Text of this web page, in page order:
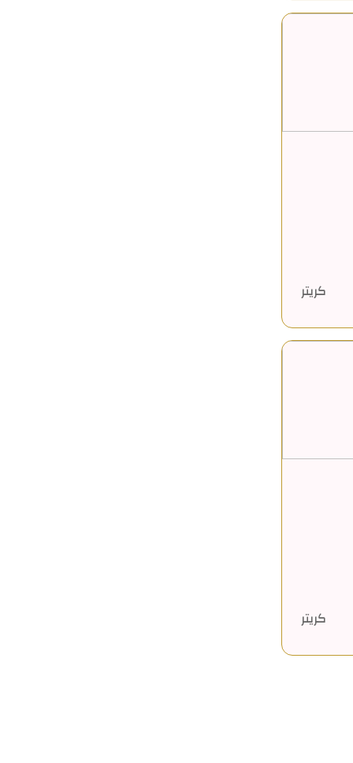
كريتر
كريتر